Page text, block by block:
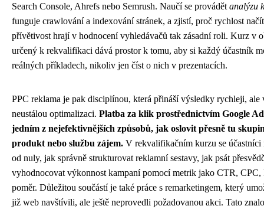
Search Console, Ahrefs nebo Semrush. Naučí se provádět analýzu
funguje crawlování a indexování stránek, a zjistí, proč rychlost
přívětivost hrají v hodnocení vyhledávačů tak zásadní roli. Kurz v
určený k rekvalifikaci dává prostor k tomu, aby si každý účastník
reálných příkladech, nikoliv jen číst o nich v prezentacích.
PPC reklama je pak disciplínou, která přináší výsledky rychleji, ale
neustálou optimalizaci. Platba za klik prostřednictvím Google
jedním z nejefektivnějších způsobů, jak oslovit přesně tu
produkt nebo službu zájem. V rekvalifikačním kurzu se účastníci
od nuly, jak správně strukturovat reklamní sestavy, jak psát
vyhodnocovat výkonnost kampaní pomocí metrik jako CTR,
poměr. Důležitou součástí je také práce s remarketingem, který
již web navštívili, ale ještě neprovedli požadovanou akci. Tato